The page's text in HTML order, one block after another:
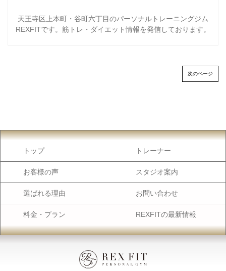
天王寺区上本町・谷町六丁目のパーソナルトレーニングジム
REXFITです。筋トレ・ダイエット情報を発信しております。
次のページ
トップ トレーナー
お客様の声 スタジオ案内
選ばれる理由 お問い合わせ
料金・プラン REXFITの最新情報